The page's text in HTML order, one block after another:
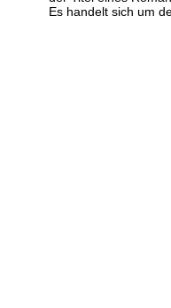
Es handelt sich um